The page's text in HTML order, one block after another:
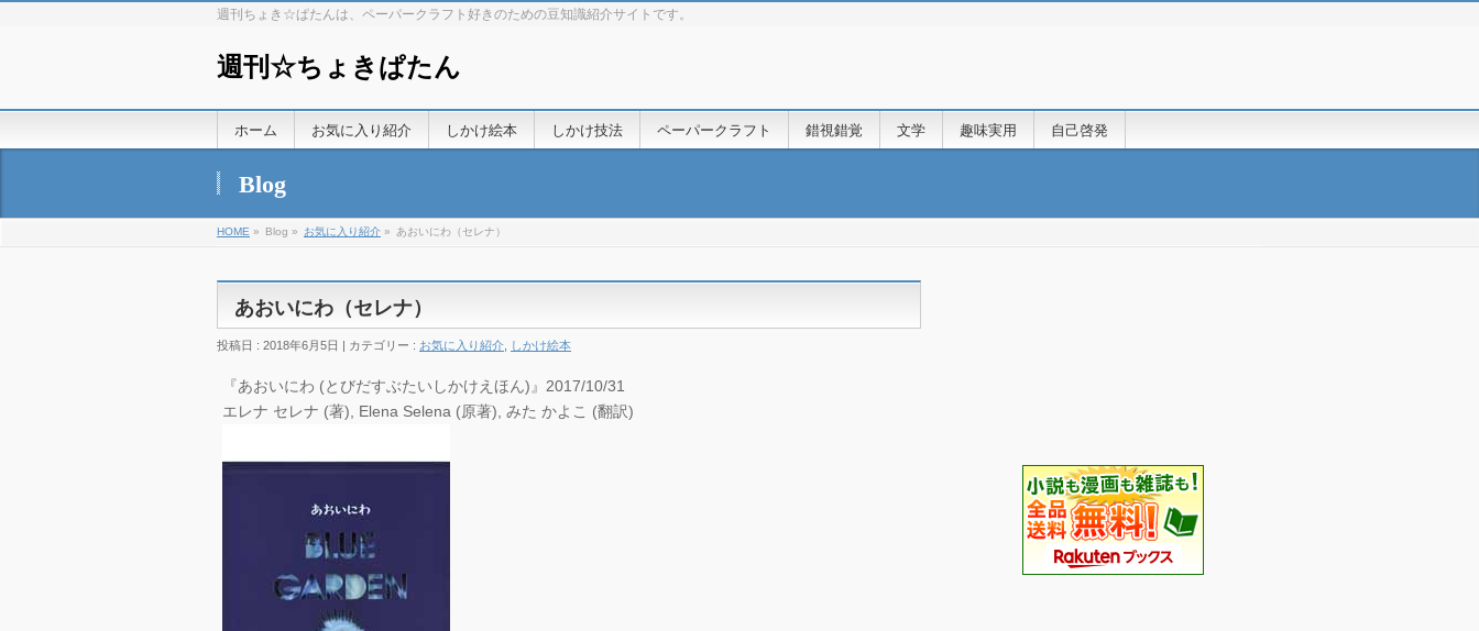
週刊ちょき☆ぱたんは、ペーパークラフト好きのための豆知識紹介サイトです。
週刊☆ちょきぱたん
ホーム お気に入り紹介 しかけ絵本 しかけ技法 ペーパークラフト 錯視錯覚 文学 趣味実用 自己啓発
Blog
HOME » Blog » お気に入り紹介 » あおいにわ（セレナ）
あおいにわ（セレナ）
投稿日 : 2018年6月5日 | カテゴリー : お気に入り紹介 しかけ絵本
『あおいにわ (とびだすぶたいしかけえほん)』2017/10/31
エレナ セレナ (著), Elena Selena (原著), みた かよこ (翻訳)